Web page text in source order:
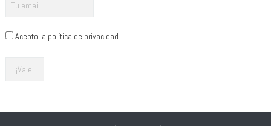
Acepto la política de privacidad